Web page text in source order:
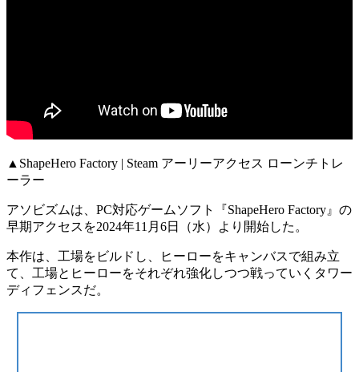
▲ShapeHero Factory | Steam アーリーアクセス ローンチトレ
ーラー
アソビズムは、PC対応ゲームソフト『ShapeHero Factory』の
早期アクセス を2024年11月6日（水）より開始した。
本作は、工場をビルドし、ヒーローをキャンバスで組み立
て、 工場とヒーローをそれぞれ強化しつつ戦っていくタワー
ディフェンスだ。